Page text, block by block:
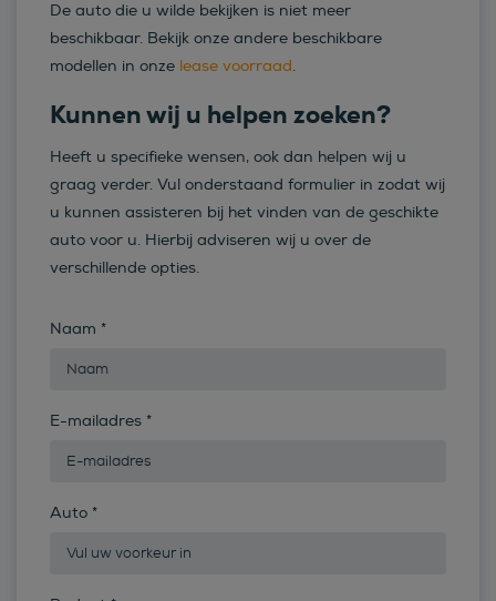
De auto die u wilde bekijken is niet meer
beschikbaar. Bekijk onze andere beschikbare
modellen in onze lease voorraad.
Kunnen wij u helpen zoeken?
Heeft u specifieke wensen, ook dan helpen wij u
graag verder. Vul onderstaand formulier in zodat wij
u kunnen assisteren bij het vinden van de geschikte
auto voor u. Hierbij adviseren wij u over de
verschillende opties.
Naam *
E-mailadres *
Auto *